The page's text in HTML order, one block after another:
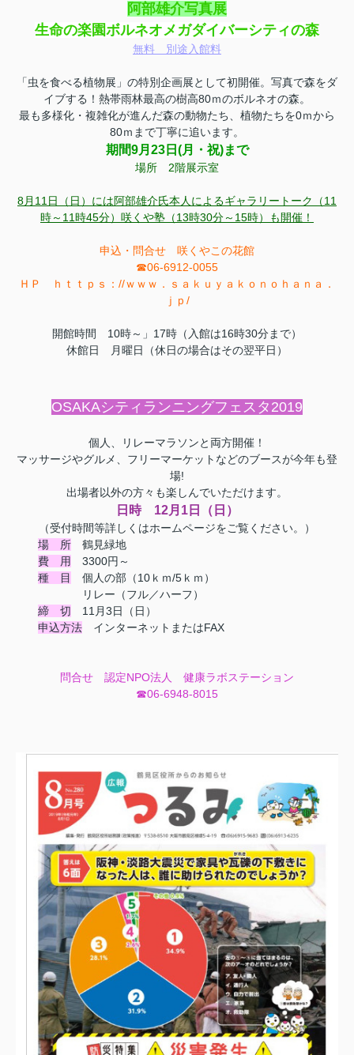
阿部雄介写真展
生命の楽園ボルネオメガダイバーシティの森
無料 別途入館料
「虫を食べる植物展」の特別企画展として初開催。写真で森をダ
イブする！熱帯雨林最高の樹高80ｍのボルネオの森。
最も多様化・複雑化が進んだ森の動物たち、植物たちを0ｍから
80ｍまで丁寧に追います。
期間9月23日(月・祝)まで
場所 2階展示室
8月11日（日）には阿部雄介氏本人によるギャラリートーク（11
時～11時45分）咲くや塾（13時30分～15時）も開催！
申込・問合せ 咲くやこの花館
☎06-6912-0055
ＨＰ ｈｔｔｐｓ：//ｗｗｗ．ｓａｋｕｙａｋｏｎｏｈａｎａ．
ｊｐ/
開館時間 10時～」17時（入館は16時30分まで）
休館日 月曜日（休日の場合はその翌平日）
OSAKAシティランニングフェスタ2019
個人、リレーマラソンと両方開催！
マッサージやグルメ、フリーマーケットなどのブースが今年も登
場!
出場者以外の方々も楽しんでいただけます。
日時 12月1日（日）
（受付時間等詳しくはホームページをご覧ください。）
場 所 鶴見緑地
費 用
3300円～
種 目
個人の部（10ｋｍ/5ｋｍ）
リレー（フル／ハーフ）
締 切 11月3日（日）
申込方法 インターネットまたはFAX
問合せ 認定NPO法人 健康ラボステーション
☎06-6948-8015